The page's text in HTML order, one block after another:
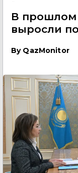
В прошлом
выросли
By QazMonitor